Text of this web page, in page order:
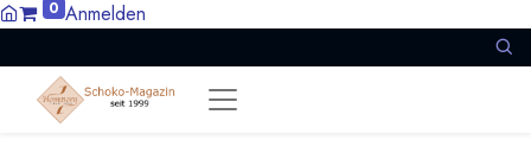
0 Anmelden